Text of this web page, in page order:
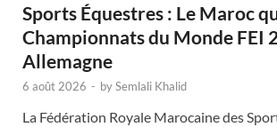
Sports Équestres : Le Maroc
Championnats du Monde FEI
Allemagne
6 août 2026 - bySemlali Khalid
La Fédération Royale Marocaine des